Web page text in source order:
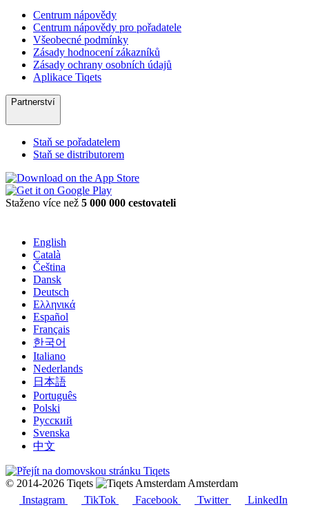
Centrum nápovědy
Centrum nápovědy pro pořadatele
Všeobecné podmínky
Zásady hodnocení zákazníků
Zásady ochrany osobních údajů
Aplikace Tiqets
Partnerství
Staň se pořadatelem
Staň se distributorem
Staženo více než 5 000 000 cestovateli
English
Català
Čeština
Dansk
Deutsch
Ελληνικά
Español
Français
한국어
Italiano
Nederlands
日本語
Português
Polski
Русский
Svenska
中文
© 2014-2026 Tiqets
Amsterdam
Instagram
TikTok Facebook Twitter LinkedIn